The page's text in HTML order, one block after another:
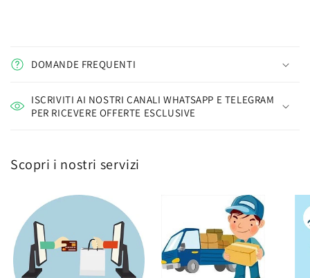
DOMANDE FREQUENTI
ISCRIVITI AI NOSTRI CANALI WHATSAPP E TELEGRAM
PER RICEVERE OFFERTE ESCLUSIVE
Scopri i nostri servizi